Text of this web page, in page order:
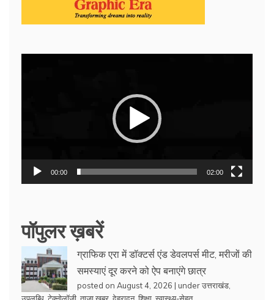
00:00 02:00
पॉपुलर ख़बरें
ग्राफिक एरा में डॉक्टर्स एंड डेवलपर्स मीट, मरीजों की
समस्याएं दूर करने को ऐप बनाएंगे छात्र
posted on August 4, 2026 | underउत्तराखंड
उपलब्धि टेक्नोलॉजी ताजा खबर देहरादून, शिक्षा स्वास्थ्य-सेहत